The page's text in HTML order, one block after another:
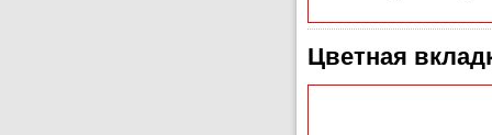
Цветная